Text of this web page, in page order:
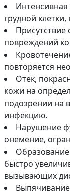
грудной
Присутствие
повреждений
повторяется
Отёк,
кожи на
подозрении на
инфекцию.
Нарушение
онемение,
быстро
вызывающих